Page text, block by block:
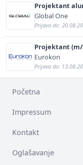
Projektant
Global One
Prijava do:
Projektant (m/
Eurokon
Prijava do:
Početna
Impressum
Kontakt
Oglašavanje